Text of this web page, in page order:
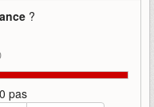
mmorpg
?
pas